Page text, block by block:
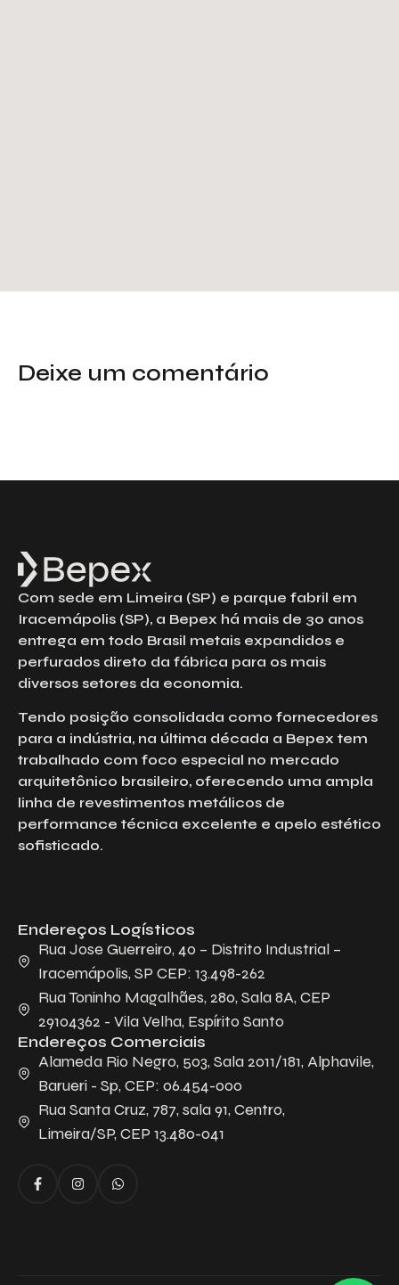
Deixe um comentário
Com sede em Limeira (SP) e parque fabril em
Iracemápolis (SP), a Bepex há mais de 30 anos
entrega em todo Brasil metais expandidos e
perfurados direto da fábrica para os mais
diversos setores da economia.
Tendo posição consolidada como fornecedores
para a indústria, na última década a Bepex tem
trabalhado com foco especial no mercado
arquitetônico brasileiro, oferecendo uma ampla
linha de revestimentos metálicos de
performance técnica excelente e apelo estético
sofisticado.
Endereços Logísticos
Rua Jose Guerreiro, 40 – Distrito Industrial –
Iracemápolis, SP CEP: 13.498-262
Rua Toninho Magalhães, 280, Sala 8A, CEP
29104362 - Vila Velha, Espírito Santo
Endereços Comerciais
Alameda Rio Negro, 503, Sala 2011/181, Alphavile,
Barueri - Sp, CEP: 06.454-000
Rua Santa Cruz, 787, sala 91, Centro,
Limeira/SP, CEP 13.480-041